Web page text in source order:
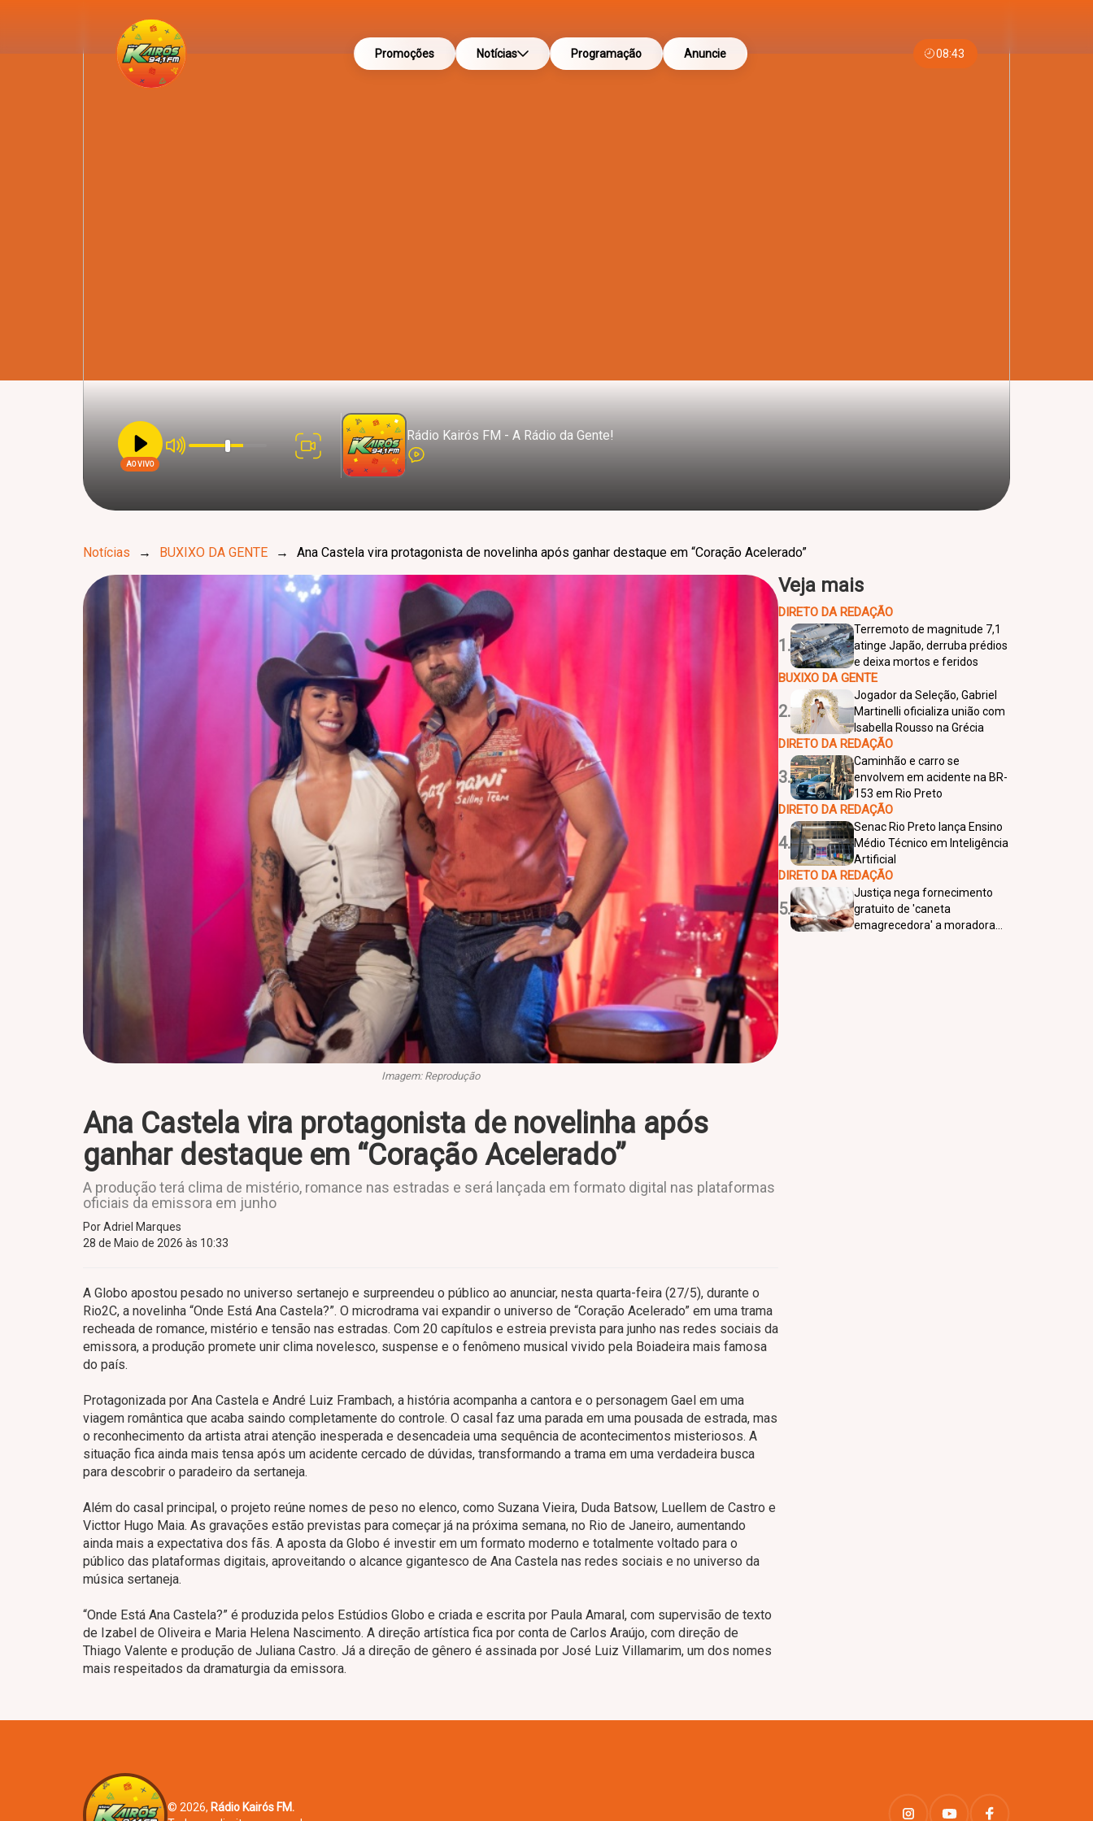
Promoções Notícias Programação Anuncie 08:43
AO VIVO
Rádio Kairós FM - A Rádio da Gente!
Notícias → BUXIXO DA GENTE → Ana Castela vira protagonista de novelinha após ganhar destaque em “Coração Acelerado”
Imagem: Reprodução
Ana Castela vira protagonista de novelinha após
ganhar destaque em “Coração Acelerado”
A produção terá clima de mistério, romance nas estradas e será lançada em formato digital nas plataformas
oficiais da emissora em junho
Por Adriel Marques
28 de Maio de 2026 às 10:33
A Globo apostou pesado no universo sertanejo e surpreendeu o público ao anunciar, nesta quarta-feira (27/5), durante o
Rio2C, a novelinha “Onde Está Ana Castela?”. O microdrama vai expandir o universo de “Coração Acelerado” em uma trama
recheada de romance, mistério e tensão nas estradas. Com 20 capítulos e estreia prevista para junho nas redes sociais da
emissora, a produção promete unir clima novelesco, suspense e o fenômeno musical vivido pela Boiadeira mais famosa
do país.
Protagonizada por Ana Castela e André Luiz Frambach, a história acompanha a cantora e o personagem Gael em uma
viagem romântica que acaba saindo completamente do controle. O casal faz uma parada em uma pousada de estrada, mas
o reconhecimento da artista atrai atenção inesperada e desencadeia uma sequência de acontecimentos misteriosos. A
situação fica ainda mais tensa após um acidente cercado de dúvidas, transformando a trama em uma verdadeira busca
para descobrir o paradeiro da sertaneja.
Além do casal principal, o projeto reúne nomes de peso no elenco, como Suzana Vieira, Duda Batsow, Luellem de Castro e
Victtor Hugo Maia. As gravações estão previstas para começar já na próxima semana, no Rio de Janeiro, aumentando
ainda mais a expectativa dos fãs. A aposta da Globo é investir em um formato moderno e totalmente voltado para o
público das plataformas digitais, aproveitando o alcance gigantesco de Ana Castela nas redes sociais e no universo da
música sertaneja.
“Onde Está Ana Castela?” é produzida pelos Estúdios Globo e criada e escrita por Paula Amaral, com supervisão de texto
de Izabel de Oliveira e Maria Helena Nascimento. A direção artística fica por conta de Carlos Araújo, com direção de
Thiago Valente e produção de Juliana Castro. Já a direção de gênero é assinada por José Luiz Villamarim, um dos nomes
mais respeitados da dramaturgia da emissora.
Veja mais
DIRETO DA REDAÇÃO
1.
Terremoto de magnitude 7,1
atinge Japão, derruba prédios
e deixa mortos e feridos
BUXIXO DA GENTE
2.
Jogador da Seleção, Gabriel
Martinelli oficializa união com
Isabella Rousso na Grécia
DIRETO DA REDAÇÃO
3.
Caminhão e carro se
envolvem em acidente na BR-
153 em Rio Preto
DIRETO DA REDAÇÃO
4.
Senac Rio Preto lança Ensino
Médio Técnico em Inteligência
Artificial
DIRETO DA REDAÇÃO
5.
Justiça nega fornecimento
gratuito de 'caneta
emagrecedora' a moradora
© 2026, Rádio Kairós FM.